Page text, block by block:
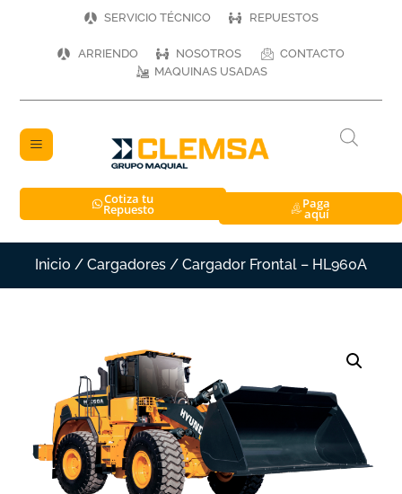
SERVICIO TÉCNICO REPUESTOS
ARRIENDO NOSOTROS
CONTACTO
MAQUINAS USADAS
Cotiza tu
Repuesto Paga
aquí
Inicio / Cargadores / Cargador Frontal – HL960A